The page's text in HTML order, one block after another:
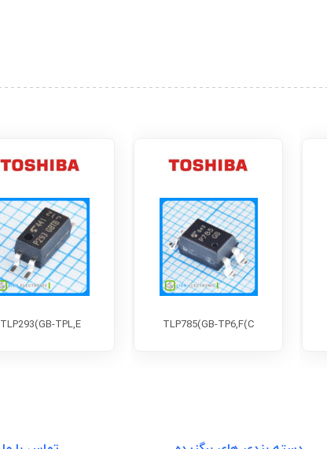
TLP785(GB-TP6,F(C
TLP293(GB-TPL,E